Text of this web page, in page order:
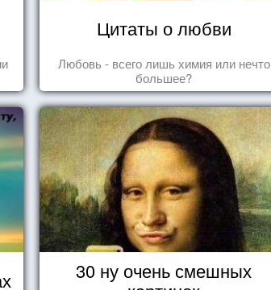
Цитаты о любви
Любовь - всего лишь химия или нечто
большее?
30 ну очень смешных